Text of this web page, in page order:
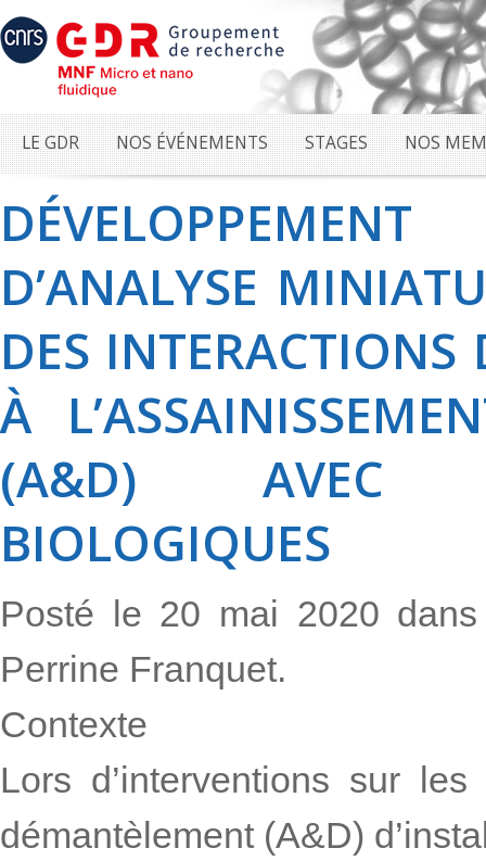
LE GDR NOS ÉVÉNEMENTS STAGES NOS
D’ANALYSE
DES INTERACTIONS
À
(A&D) AVEC
BIOLOGIQUES
Posté le 20 mai 2020
Perrine Franquet.
Contexte
Lors d’interventions sur
démantèlement (A&D)